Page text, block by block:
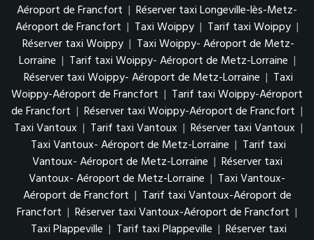
Aéroport de Francfort | Réserver taxi Longeville-lès-Metz-
Aéroport de Francfort | Taxi Woippy | Tarif taxi Woippy |
Réserver taxi Woippy | Taxi Woippy- Aéroport de Metz-
Lorraine | Tarif taxi Woippy- Aéroport de Metz-Lorraine |
Réserver taxi Woippy- Aéroport de Metz-Lorraine | Taxi
Woippy-Aéroport de Francfort | Tarif taxi Woippy-Aéroport
de Francfort | Réserver taxi Woippy-Aéroport de Francfort |
Taxi Vantoux | Tarif taxi Vantoux | Réserver taxi Vantoux |
Taxi Vantoux- Aéroport de Metz-Lorraine | Tarif taxi
Vantoux- Aéroport de Metz-Lorraine | Réserver taxi
Vantoux- Aéroport de Metz-Lorraine | Taxi Vantoux-
Aéroport de Francfort | Tarif taxi Vantoux-Aéroport de
Francfort | Réserver taxi Vantoux-Aéroport de Francfort |
Taxi Plappeville | Tarif taxi Plappeville | Réserver taxi